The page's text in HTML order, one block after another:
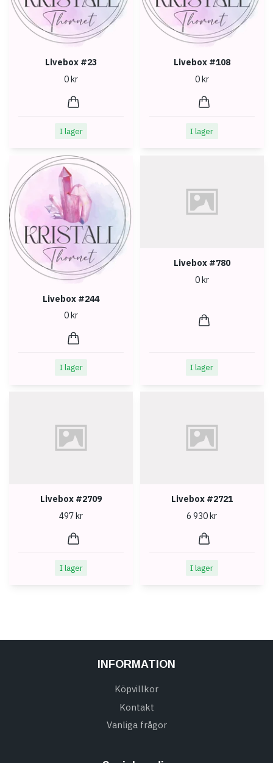
Livebox #23
0 kr
I lager
Livebox #108
0 kr
I lager
Livebox #244
0 kr
I lager
Livebox #780
0 kr
I lager
Livebox #2709
497 kr
I lager
Livebox #2721
6 930 kr
I lager
INFORMATION
Köpvillkor
Kontakt
Vanliga frågor